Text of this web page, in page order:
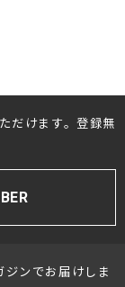
だけます。登録無
ンでお届けしま